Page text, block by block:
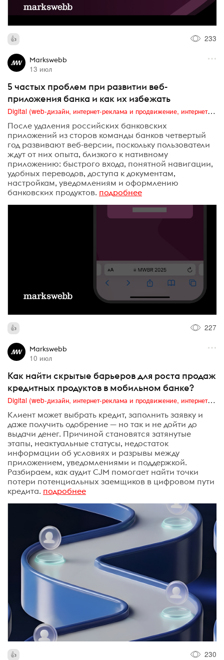
233
Markswebb
13 июл
5 частых проблем при развитии веб-
приложения банка и как их избежать
Digital (web-дизайн, интернет-реклама и продвижение, интернет-сообщества и блоги, интернет-коммуникации, мобильный маркетинг, реклама на цифровых экранах)
После удаления российских банковских
приложений из сторов команды банков четвертый
год развивают веб-версии, поскольку пользователи
ждут от них опыта, близкого к нативному
приложению: быстрого входа, понятной навигации,
удобных переводов, доступа к документам,
настройкам, уведомлениям и оформлению
банковских продуктов. подробнее
227
Markswebb
10 июл
Как найти скрытые барьеров для роста продаж
кредитных продуктов в мобильном банке?
Digital (web-дизайн, интернет-реклама и продвижение, интернет-сообщества и блоги, интернет-коммуникации, мобильный маркетинг, реклама на цифровых экранах)
Клиент может выбрать кредит, заполнить заявку и
даже получить одобрение — но так и не дойти до
выдачи денег. Причиной становятся затянутые
этапы, неактуальные статусы, недостаток
информации об условиях и разрывы между
приложением, уведомлениями и поддержкой.
Разбираем, как аудит CJM помогает найти точки
потери потенциальных заемщиков в цифровом пути
кредита. подробнее
230